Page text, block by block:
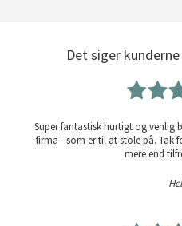
Det siger
Super fantastisk hurtigt og venlig
firma - som er til at stole på. Tak
mere end